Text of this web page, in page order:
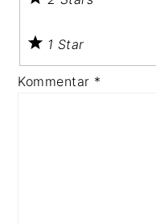
1 Star
Kommentar *